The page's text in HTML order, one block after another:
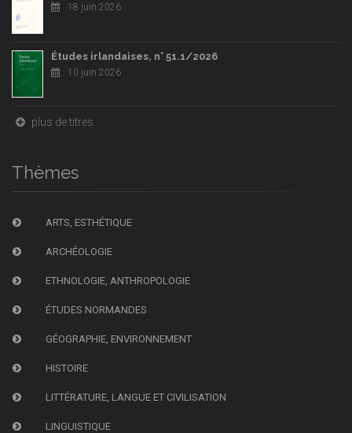
18 juin 2026
Études irlandaises, n° 51.1/2026
10 juin 2026
plus de titres
Thèmes
ARTS, ESTHÉTIQUE
ARCHÉOLOGIE
ETHNOLOGIE, ANTHROPOLOGIE
ÉTUDES NORMANDES
GÉOGRAPHIE, ENVIRONNEMENT
HISTOIRE
LITTÉRATURE, LANGUE ET CIVILISATION
LINGUISTIQUE